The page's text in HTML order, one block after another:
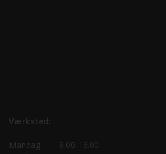
Værksted:
Mandag:
8.00-16.00